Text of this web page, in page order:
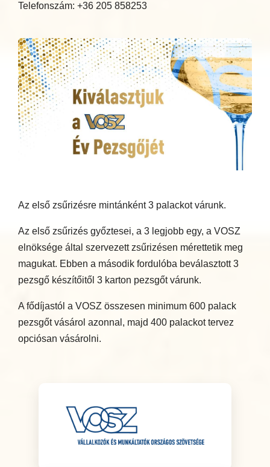
Telefonszám: +36 205 858253
Az első zsűrizésre mintánként 3 palackot várunk.
Az első zsűrizés győztesei, a 3 legjobb egy, a VOSZ
elnöksége által szervezett zsűrizésen mérettetik meg
magukat. Ebben a második fordulóba beválasztott 3
pezsgő készítőitől 3 karton pezsgőt várunk.
A fődíjastól a VOSZ összesen minimum 600 palack
pezsgőt vásárol azonnal, majd 400 palackot tervez
opciósan vásárolni.